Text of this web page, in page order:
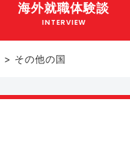
海外就職体験談
INTERVIEW
> その他の国